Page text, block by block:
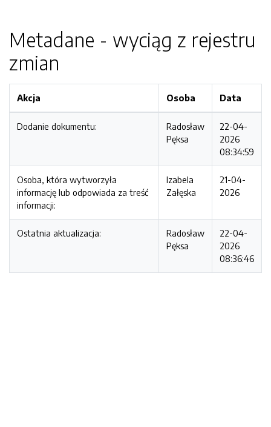
Metadane - wyciąg z rejestru
zmian
Akcja Osoba Data
Dodanie dokumentu:
Radosław
Pęksa
22-04-
2026
08:34:59
Osoba, która wytworzyła
informację lub odpowiada za treść
informacji:
Izabela
Załęska
21-04-
2026
Ostatnia aktualizacja:
Radosław
Pęksa
22-04-
2026
08:36:46